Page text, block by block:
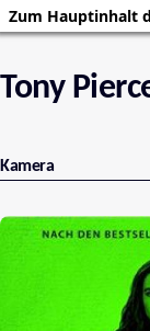
Zum Hauptinhalt
Tony
Kamera